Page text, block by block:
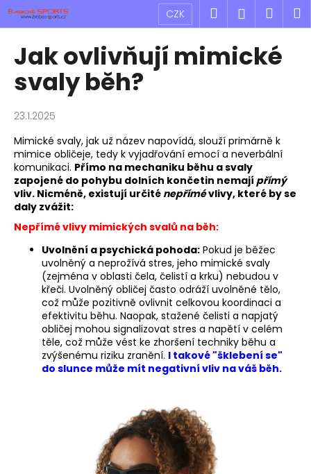
Přejít
obsah
CZK Hledat
Jak ovlivňují mimické
svaly běh?
23.1.2025
Mimické svaly, jak už název napovídá, slouží primárně k
mimice obličeje, tedy k vyjadřování emocí a neverbální
komunikaci. Přímo na mechaniku běhu a svaly
zapojené do pohybu dolních končetin nemají přímý
vliv. Nicméně, existují určité nepřímévlivy, které by se
daly zvážit:
Nepřímé vlivy mimických svalů na běh:
Uvolnění a psychická pohoda: Pokud je běžec
uvolněný a neprožívá stres, jeho mimické svaly
(zejména v oblasti čela, čelistí a krku) nebudou v
křeči. Uvolněný obličej často odráží uvolněné tělo,
což může pozitivně ovlivnit celkovou koordinaci a
efektivitu běhu. Naopak, stažené čelisti a napjatý
obličej mohou signalizovat stres a napětí v celém
těle, což může vést ke zhoršení techniky běhu a
zvýšenému riziku zranění. I takové "šklebení se"
do slunce může mít negativní vliv na váš běh.
K
o
C
o
p
t
ř
e
b
u
j